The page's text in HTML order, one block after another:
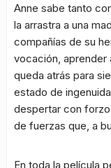
Anne sabe tanto
la arrastra a una
compañías de su
vocación, aprender
queda atrás para
estado de
despertar con
de fuerzas que, a
En toda la película